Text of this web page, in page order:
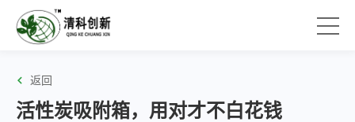
返回
活性炭吸附箱，用对才不白花钱